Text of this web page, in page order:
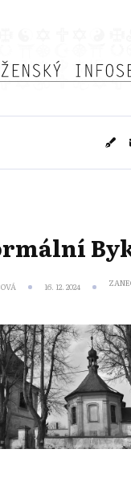
16. 12. 2024